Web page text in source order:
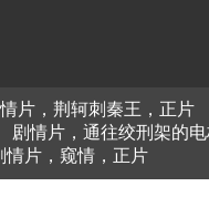
片，荆轲刺秦王，正片
剧情片，通往绞刑架的
情片，窥情，正片